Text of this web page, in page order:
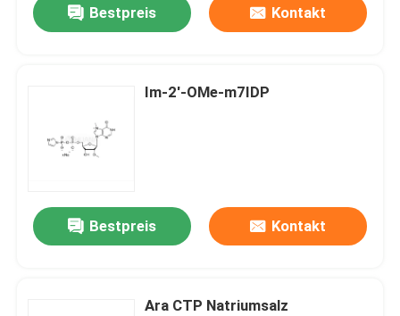
Bestpreis Kontakt
Im-2'-OMe-m7IDP
Bestpreis Kontakt
Ara CTP Natriumsalz